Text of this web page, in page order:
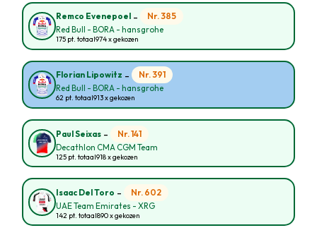
Remco Evenepoel - Nr. 385
Red Bull - BORA - hansgrohe
175 pt. totaal974 x gekozen
Florian Lipowitz - Nr. 391
Red Bull - BORA - hansgrohe
62 pt. totaal913 x gekozen
Paul Seixas - Nr. 141
Decathlon CMA CGM Team
125 pt. totaal918 x gekozen
Isaac Del Toro - Nr. 602
UAE Team Emirates - XRG
142 pt. totaal890 x gekozen